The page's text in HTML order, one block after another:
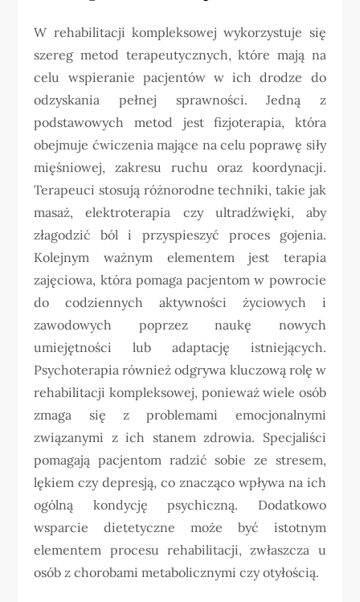
W rehabilitacji kompleksowej wykorzystuje się
szereg metod terapeutycznych, które mają na
celu wspieranie pacjentów w ich drodze do
odzyskania pełnej sprawności. Jedną z
podstawowych metod jest fizjoterapia, która
obejmuje ćwiczenia mające na celu poprawę siły
mięśniowej, zakresu ruchu oraz koordynacji.
Terapeuci stosują różnorodne techniki, takie jak
masaż, elektroterapia czy ultradźwięki, aby
złagodzić ból i przyspieszyć proces gojenia.
Kolejnym ważnym elementem jest terapia
zajęciowa, która pomaga pacjentom w powrocie
do codziennych aktywności życiowych i
zawodowych poprzez naukę nowych
umiejętności lub adaptację istniejących.
Psychoterapia również odgrywa kluczową rolę w
rehabilitacji kompleksowej, ponieważ wiele osób
zmaga się z problemami emocjonalnymi
związanymi z ich stanem zdrowia. Specjaliści
pomagają pacjentom radzić sobie ze stresem,
lękiem czy depresją, co znacząco wpływa na ich
ogólną kondycję psychiczną. Dodatkowo
wsparcie dietetyczne może być istotnym
elementem procesu rehabilitacji, zwłaszcza u
osób z chorobami metabolicznymi czy otyłością.